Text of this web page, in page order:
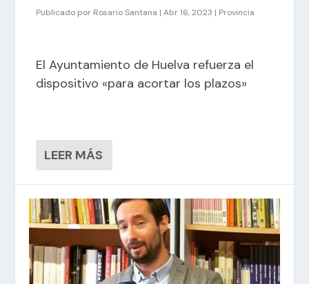
Publicado por Rosario Santana |Abr 16, 2023 | Provincia
El Ayuntamiento de Huelva refuerza el
dispositivo «para acortar los plazos»
LEER MÁS